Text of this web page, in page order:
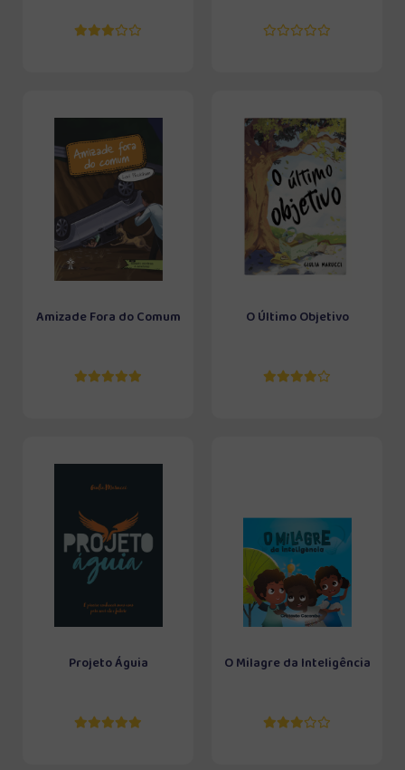
Amizade Fora do Comum O Último Objetivo
Projeto Águia O Milagre da Inteligência